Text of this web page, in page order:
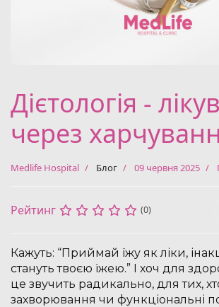
Дієтологія -
через
Medlife Hospital Блог 09 червня 2025
Рейтинг (0)
Кажуть: “Приймай їжу як ліки,
стануть твоєю їжею.” І хоч для
це звучить радикально, для тих,
захворювання чи функціональні